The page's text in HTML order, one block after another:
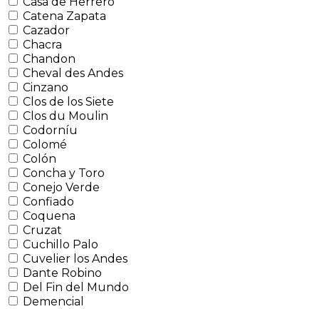
Catena Zapata
Cazador
Chacra
Chandon
Cheval des Andes
Cinzano
Clos de los Siete
Clos du Moulin
Codorníu
Colomé
Colón
Concha y Toro
Conejo Verde
Confiado
Coquena
Cruzat
Cuchillo Palo
Cuvelier los Andes
Dante Robino
Del Fin del Mundo
Demencial